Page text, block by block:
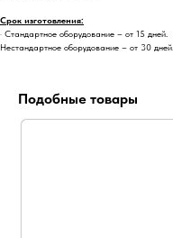
Срок изготовления:
· Стандартное оборудование – от 15 дней.
Нестандартное оборудование – от 30 дней.
Подобные товары